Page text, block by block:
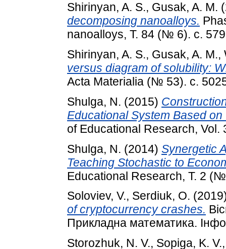
Shirinyan, A. S., Gusak, A. M.
decomposing nanoalloys.
nanoalloys, Т. 84 (№ 6). с.
Shirinyan, A. S., Gusak, A. M.,
versus diagram of solubility:
Acta Materialia (№ 53). с.
Shulga, N. (2015)
Educational System Based
of Educational Research,
Shulga, N. (2014) Synergetic
Teaching Stochastic to
Educational Research, Т. 2
Soloviev, V., Serdiuk, O.
of cryptocurrency crashes.
Прикладна математика.
Storozhuk, N. V., Sopiga, K. V.